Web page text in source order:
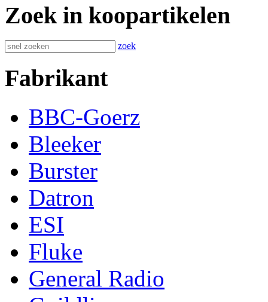
Zoek in koopartikelen
zoek
Fabrikant
BBC-Goerz
Bleeker
Burster
Datron
ESI
Fluke
General Radio